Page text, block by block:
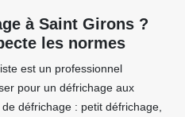
à Saint Girons ?
les normes
est un professionnel
pour un défrichage aux
défrichage : petit défrichage,